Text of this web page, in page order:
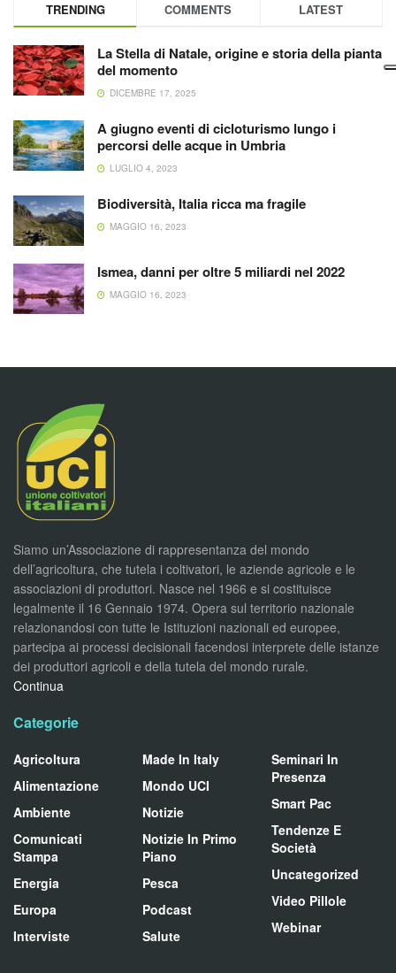
TRENDING COMMENTS LATEST
La Stella di Natale, origine e storia della pianta
del momento
DICEMBRE 17, 2025
A giugno eventi di cicloturismo lungo i
percorsi delle acque in Umbria
LUGLIO 4, 2023
Biodiversità, Italia ricca ma fragile
MAGGIO 16, 2023
Ismea, danni per oltre 5 miliardi nel 2022
MAGGIO 16, 2023
Siamo un’Associazione di rappresentanza del mondo
dell’agricoltura, che tutela i coltivatori, le aziende agricole e le
associazioni di produttori. Nasce nel 1966 e si costituisce
legalmente il 16 Gennaio 1974. Opera sul territorio nazionale
relazionandosi con tutte le Istituzioni nazionali ed europee,
partecipa ai processi decisionali facendosi interprete delle istanze
dei produttori agricoli e della tutela del mondo rurale.
Continua
Categorie
Agricoltura
Alimentazione
Ambiente
Comunicati
Stampa
Energia
Europa
Interviste
Made In Italy
Mondo UCI
Notizie
Notizie In Primo
Piano
Pesca
Podcast
Salute
Seminari In
Presenza
Smart Pac
Tendenze E
Società
Uncategorized
Video Pillole
Webinar